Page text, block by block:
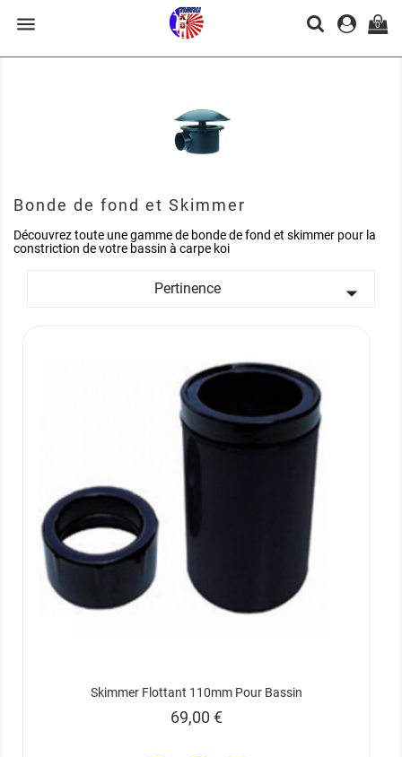
 0
Bonde de fond et Skimmer
Découvrez toute une gamme de bonde de fond et skimmer pour la
constriction de votre bassin à carpe koi
Pertinence 
Skimmer Flottant 110mm Pour Bassin
Prix
69,00 €